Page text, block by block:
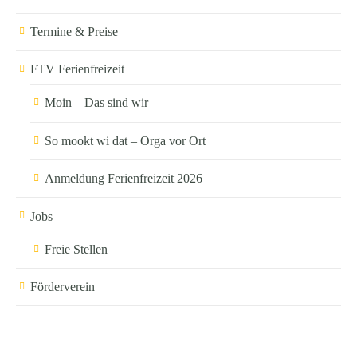
Termine & Preise
FTV Ferienfreizeit
Moin – Das sind wir
So mookt wi dat – Orga vor Ort
Anmeldung Ferienfreizeit 2026
Jobs
Freie Stellen
Förderverein